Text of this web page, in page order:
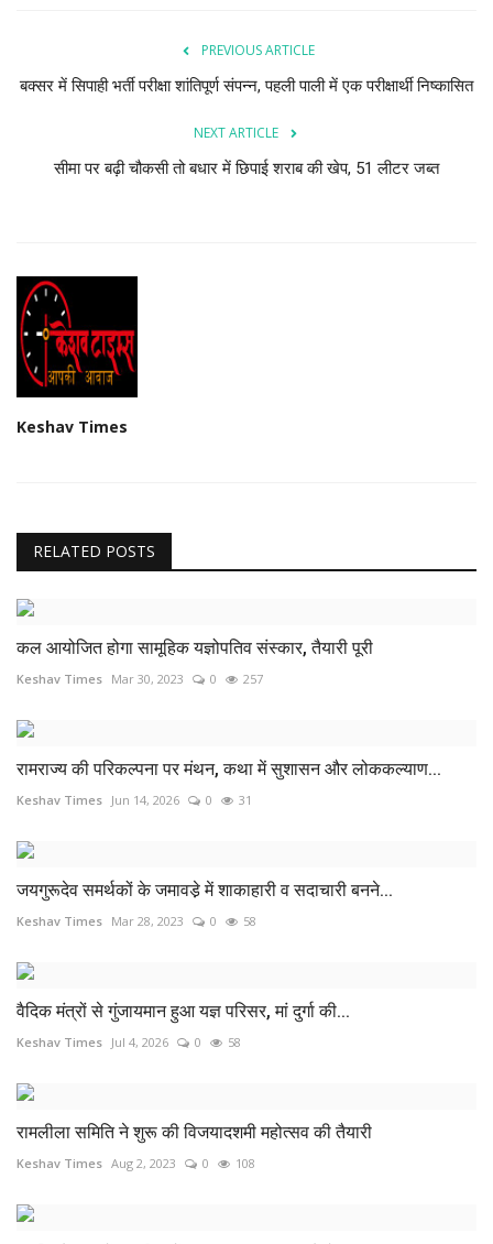
PREVIOUS ARTICLE
बक्सर में सिपाही भर्ती परीक्षा शांतिपूर्ण संपन्न, पहली पाली में एक परीक्षार्थी निष्कासित
NEXT ARTICLE
सीमा पर बढ़ी चौकसी तो बधार में छिपाई शराब की खेप, 51 लीटर जब्त
Keshav Times
RELATED POSTS
कल आयोजित होगा सामूहिक यज्ञोपतिव संस्कार, तैयारी पूरी
Keshav Times Mar 30, 2023 0 257
रामराज्य की परिकल्पना पर मंथन, कथा में सुशासन और लोककल्याण...
Keshav Times Jun 14, 2026 0 31
जयगुरूदेव समर्थकों के जमावडे़ में शाकाहारी व सदाचारी बनने...
Keshav Times Mar 28, 2023 0 58
वैदिक मंत्रों से गुंजायमान हुआ यज्ञ परिसर, मां दुर्गा की...
Keshav Times Jul 4, 2026 0 58
रामलीला समिति ने शुरू की विजयादशमी महोत्सव की तैयारी
Keshav Times Aug 2, 2023 0 108